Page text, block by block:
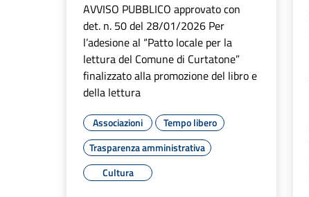
AVVISO PUBBLICO approvato con
det. n. 50 del 28/01/2026 Per
l’adesione al “Patto locale per la
lettura del Comune di Curtatone”
finalizzato alla promozione del libro e
della lettura
Associazioni
Tempo libero
Trasparenza amministrativa
Cultura